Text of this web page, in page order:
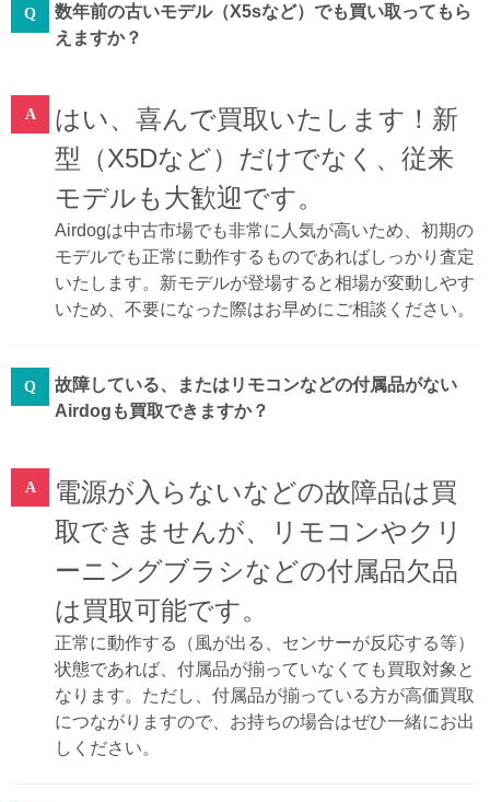
数年前の古いモデル（X5sなど）でも買い取ってもら
えますか？
はい、喜んで買取いたします！新
型（X5Dなど）だけでなく、従来
モデルも大歓迎です。
Airdogは中古市場でも非常に人気が高いため、初期の
モデルでも正常に動作するものであればしっかり査定
いたします。新モデルが登場すると相場が変動しやす
いため、不要になった際はお早めにご相談ください。
故障している、またはリモコンなどの付属品がない
Airdogも買取できますか？
電源が入らないなどの故障品は買
取できませんが、リモコンやクリ
ーニングブラシなどの付属品欠品
は買取可能です。
正常に動作する（風が出る、センサーが反応する等）
状態であれば、付属品が揃っていなくても買取対象と
なります。ただし、付属品が揃っている方が高価買取
につながりますので、お持ちの場合はぜひ一緒にお出
しください。